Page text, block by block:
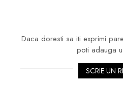
Daca doresti sa iti exprimi
poti adauga
SCRIE UN